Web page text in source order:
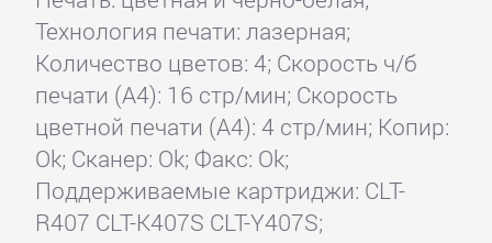
Технология печати: лазерная;
Количество цветов: 4; Скорость ч/б
печати (А4): 16 стр/мин; Скорость
цветной печати (А4): 4 стр/мин; Копир:
Ok; Сканер: Ok; Факс: Ok;
Поддерживаемые картриджи: CLT-
R407 CLT-K407S CLT-Y407S;